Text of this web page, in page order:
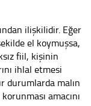
ilişkilidir. Eğer
el koymuşsa,
fiil, kişinin
ihlal etmesi
durumlarda malın
amacını